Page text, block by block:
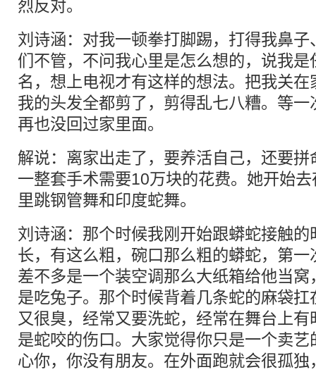
烈反对。
刘诗涵：对我一顿拳打脚踢，打得我鼻
们不管，不问我心里是怎么想的，说我
名，想上电视才有这样的想法。把我关
我的头发全都剪了，剪得乱七八糟。等
再也没回过家里面。
解说：离家出走了，要养活自己，还要
一整套手术需要10万块的花费。她开始
里跳钢管舞和印度蛇舞。
刘诗涵：那个时候我刚开始跟蟒蛇接触
长，有这么粗，碗口那么粗的蟒蛇，第
差不多是一个装空调那么大纸箱给他当
是吃兔子。那个时候背着几条蛇的麻袋
又很臭，经常又要洗蛇，经常在舞台上
是蛇咬的伤口。大家觉得你只是一个卖
心你，你没有朋友。在外面跑就会很孤